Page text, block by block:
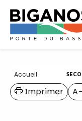
Accueil
A−
Imprimer